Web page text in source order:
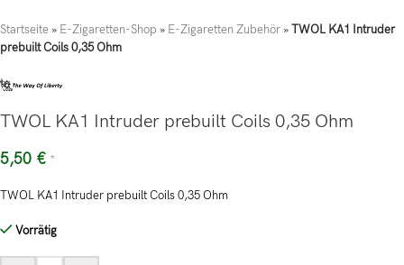
Startseite » E-Zigaretten-Shop » E-Zigaretten Zubehör »TWOL KA1 Intruder
prebuilt Coils 0,35 Ohm
TWOL KA1 Intruder prebuilt Coils 0,35 Ohm
5,50 € *
TWOL KA1 Intruder prebuilt Coils 0,35 Ohm
Vorrätig